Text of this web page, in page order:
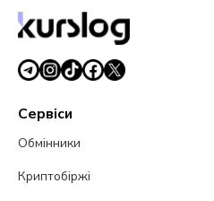
Сервіси
Обмінники
Криптобіржі